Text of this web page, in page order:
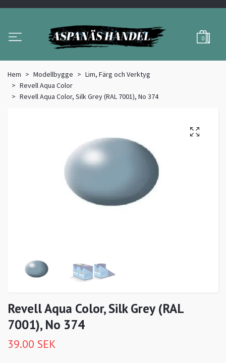
0
Hem Modellbygge
Lim, Färg och Verktyg
Revell Aqua Color
Revell Aqua Color, Silk Grey (RAL 7001), No 374
Revell Aqua Color, Silk Grey (RAL
7001), No 374
39.00 SEK